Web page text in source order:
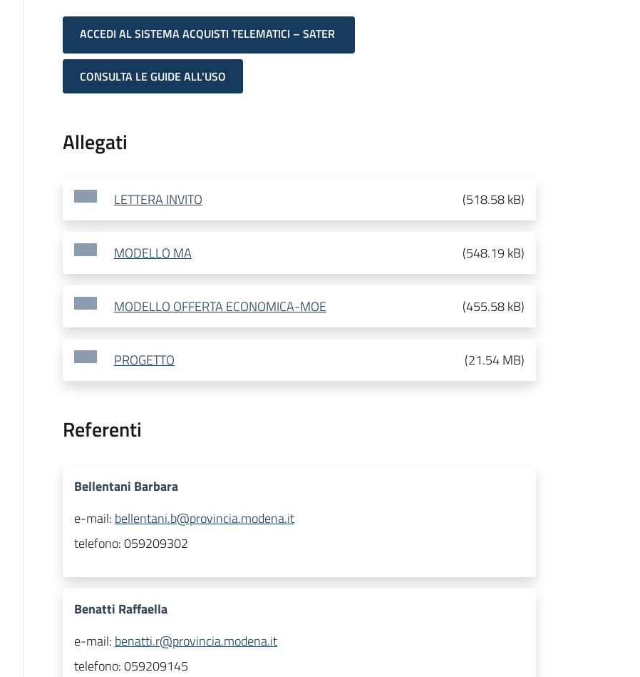
ACCEDI AL SISTEMA ACQUISTI TELEMATICI – SATER
CONSULTA LE GUIDE ALL'USO
Allegati
LETTERA INVITO (518.58 kB)
MODELLO MA (548.19 kB)
MODELLO OFFERTA ECONOMICA-MOE (455.58 kB)
PROGETTO (21.54 MB)
Referenti
Bellentani Barbara
e-mail: bellentani.b@provincia.modena.it
telefono:059209302
Benatti Raffaella
e-mail: benatti.r@provincia.modena.it
telefono:059209145